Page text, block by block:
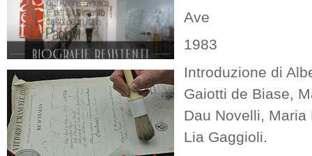
Ave
1983
Introduzione di
Gaiotti de Biase,
Dau Novelli,
Lia Gaggioli.